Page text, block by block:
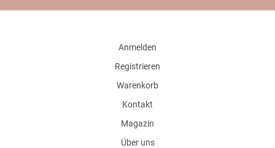
Anmelden
Registrieren
Warenkorb
Kontakt
Magazin
Über uns